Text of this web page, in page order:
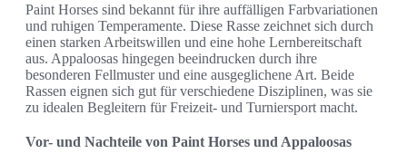
Paint Horses sind bekannt für ihre auffälligen Farbvariationen
und ruhigen Temperamente. Diese Rasse zeichnet sich durch
einen starken Arbeitswillen und eine hohe Lernbereitschaft
aus. Appaloosas hingegen beeindrucken durch ihre
besonderen Fellmuster und eine ausgeglichene Art. Beide
Rassen eignen sich gut für verschiedene Disziplinen, was sie
zu idealen Begleitern für Freizeit- und Turniersport macht.
Vor- und Nachteile von Paint Horses und Appaloosas